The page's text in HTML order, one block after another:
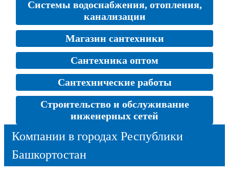
Системы водоснабжения, отопления,
канализации
Магазин сантехники
Сантехника оптом
Сантехнические работы
Строительство и обслуживание
инженерных сетей
Компании в городах Республики
Башкортостан